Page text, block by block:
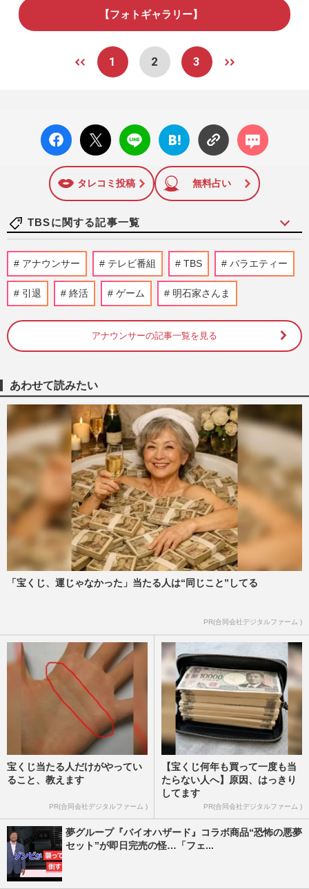
【フォトギャラリー】
1 2 3
facebo
ok い
X ポス
ト
LINE
はてな
ブック
に追加
コメン
ト
タレコミ投稿 無料占い
TBSに関する記事一覧
《TBS日曜劇場『VIVANT』》8時間3万円
で「別班」を募集！詐欺の声も「求人は事
実」運営会社が明かす“激レ…
週刊女性PRIME
SixTONES田中樹がお持ち帰りして“鳥取
名産”かにみそバーニャカウダに注文殺
『週刊女性』編集部
《TBS日曜劇場「よかった」ランキング》
数々の名作を抑えたダントツ1位は、社会
現象にもなった堺雅人主演『…
週刊女性2026年3月24日・31日号 2026/8/4
阿部寛、連日の『VIVANT』PRが高視聴率
に直結も「激ヤセしてない？」心配され
る“げっそり頬ライン”の衝撃…
週刊女性PRIME
日曜劇場『VIVANT』新シーズンで“サプラ
アナウンサー テレビ番組 TBS バラエティー
引退 終活 ゲーム 明石家さんま
アナウンサーの記事一覧を見る
あわせて読みたい
「宝くじ、運じゃなかった」当たる人は“同じこと”してる
PR(合同会社デジタルファーム )
宝くじ当たる人だけがやってい
ること、教えます
PR(合同会社デジタルファーム )
【宝くじ何年も買って一度も当
たらない人へ】原因、はっきり
してます
PR(合同会社デジタルファーム )
夢グループ『バイオハザード』コラボ商品“恐怖の悪夢
セット”が即日完売の怪…「フェ...